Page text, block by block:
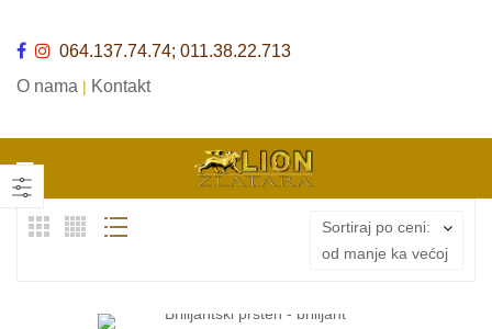
064.137.74.74; 011.38.22.713
O nama | Kontakt
Sortiraj po ceni:
od manje ka većoj